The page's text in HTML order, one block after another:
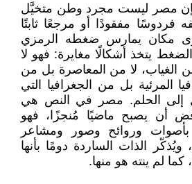
فإن مصر ليست مجرد وطن متخيَّل
فردوسًا مفقودًا أو مرجعًا ثابتًا
مكان يمارس ضغطه الرمزي
يتخذ أشكالًا مغايرة: فهو لا
الغياب، لا من المعاصرة بل من
المرئية بل من الجغرافيا التي
إلى الحلم. مصر في النص هي
أن يصبح ماضيًا مُنجزًا، فهو
وروائح وصور ومشاعر
الذات الساردة دومًا بأنها
لم ينته هو منها.